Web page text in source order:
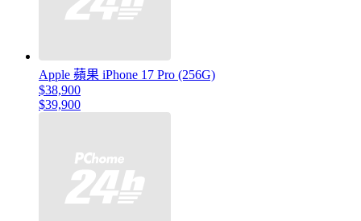
Apple 蘋果 iPhone 17 Pro (256G)
$38,900
$39,900